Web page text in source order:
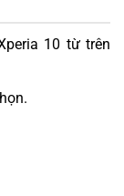
10 từ trên